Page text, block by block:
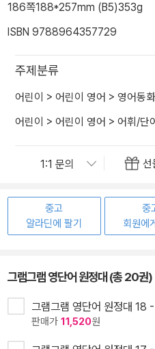
186쪽188*257mm (B5)353g
ISBN 9788964357729
주제분류
어린이 > 어린이 영어 > 영어동
어린이 > 어린이 영어 > 어휘/단
선
중고
알라딘에 팔기
중
회원에
그램그램 영단어 원정대 (총 20권)
그램그램 영단어 원정대 18
판매가 11,520원